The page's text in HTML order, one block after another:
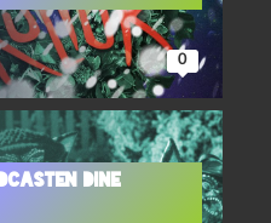
0
dine